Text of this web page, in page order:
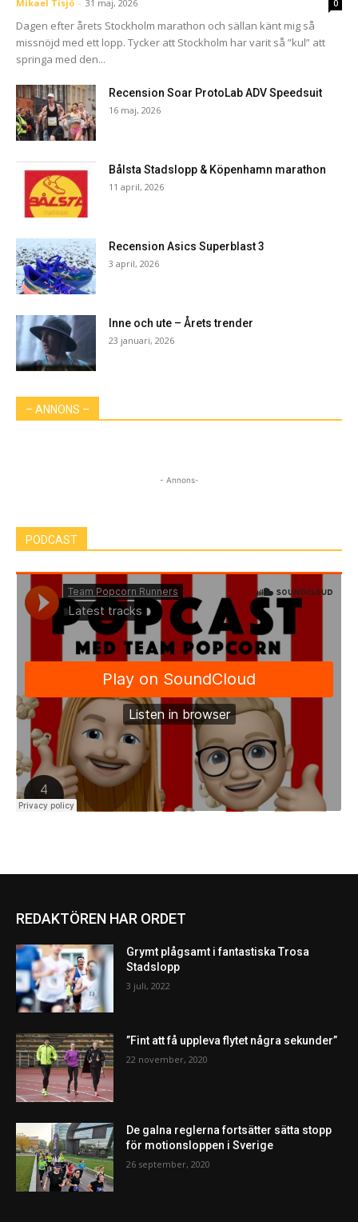
Mikael Tisjö - 31 maj, 2026 0
Dagen efter årets Stockholm marathon och sällan känt mig så
missnöjd med ett lopp. Tycker att Stockholm har varit så ”kul” att
springa med den...
Recension Soar ProtoLab ADV Speedsuit
16 maj, 2026
Bålsta Stadslopp & Köpenhamn marathon
11 april, 2026
Recension Asics Superblast 3
3 april, 2026
Inne och ute – Årets trender
23 januari, 2026
– ANNONS –
- Annons-
PODCAST
REDAKTÖREN HAR ORDET
Grymt plågsamt i fantastiska Trosa
Stadslopp
3 juli, 2022
”Fint att få uppleva flytet några sekunder”
22 november, 2020
De galna reglerna fortsätter sätta stopp
för motionsloppen i Sverige
26 september, 2020